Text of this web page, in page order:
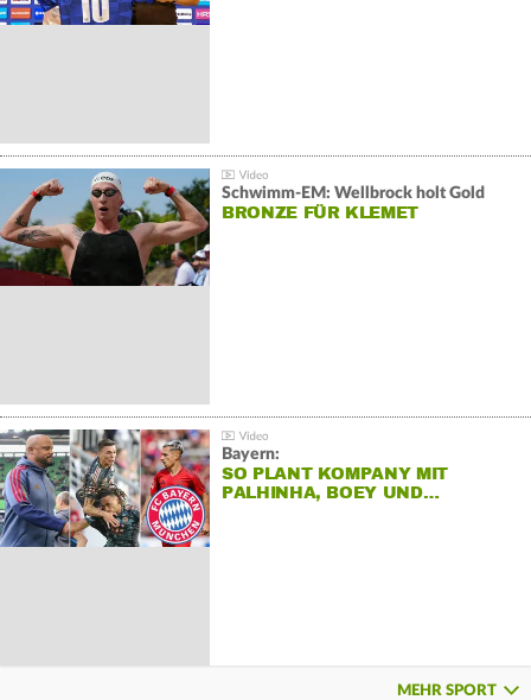
Schwimm-EM: Wellbrock holt Gold
BRONZE FÜR KLEMET
Bayern:
SO PLANT KOMPANY MIT
PALHINHA, BOEY UND…
MEHR SPORT